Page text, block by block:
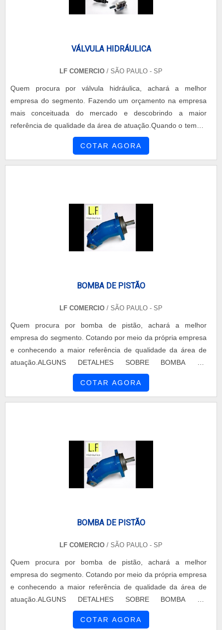
VÁLVULA HIDRÁULICA
LF COMERCIO / SÃO PAULO - SP
Quem procura por válvula hidráulica, achará a melhor
empresa do segmento. Fazendo um orçamento na empresa
mais conceituada do mercado e descobrindo a maior
referência de qualidade da área de atuação.Quando o tema é
válvula hidráulica, com os colaboradores da LF Comércio o
cliente poderá contar ótima qualidade com ampla variedade
COTAR AGORA
BOMBA DE PISTÃO
LF COMERCIO / SÃO PAULO - SP
Quem procura por bomba de pistão, achará a melhor
empresa do segmento. Cotando por meio da própria empresa
e conhecendo a maior referência de qualidade da área de
atuação.ALGUNS DETALHES SOBRE BOMBA DE
PISTÃOQuem precisa de bomba de pistão em uma empresa
inovadora, encontra o site da LF Comércio. É possível
COTAR AGORA
BOMBA DE PISTÃO
LF COMERCIO / SÃO PAULO - SP
Quem procura por bomba de pistão, achará a melhor
empresa do segmento. Cotando por meio da própria empresa
e conhecendo a maior referência de qualidade da área de
atuação.ALGUNS DETALHES SOBRE BOMBA DE
PISTÃOQuem precisa de bomba de pistão em uma empresa
inovadora, encontra o site da LF Comércio. É possível
COTAR AGORA